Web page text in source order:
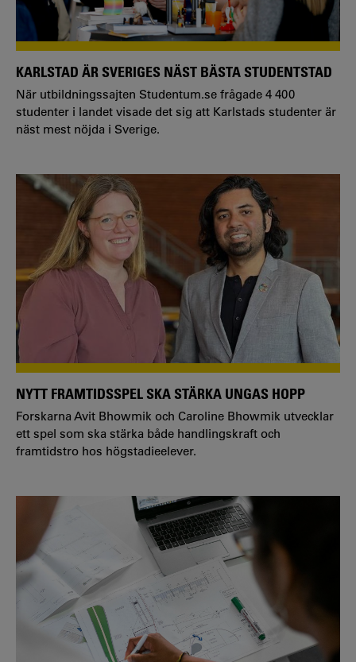
KARLSTAD ÄR SVERIGES NÄST BÄSTA STUDENTSTAD
När utbildningssajten Studentum.se frågade 4 400
studenter i landet visade det sig att Karlstads studenter är
näst mest nöjda i Sverige.
NYTT FRAMTIDSSPEL SKA STÄRKA UNGAS HOPP
Forskarna Avit Bhowmik och Caroline Bhowmik utvecklar
ett spel som ska stärka både handlingskraft och
framtidstro hos högstadieelever.